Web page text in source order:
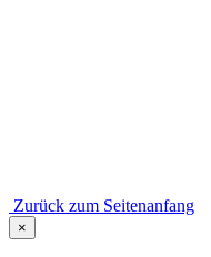
Zurück zum Seitenanfang
×